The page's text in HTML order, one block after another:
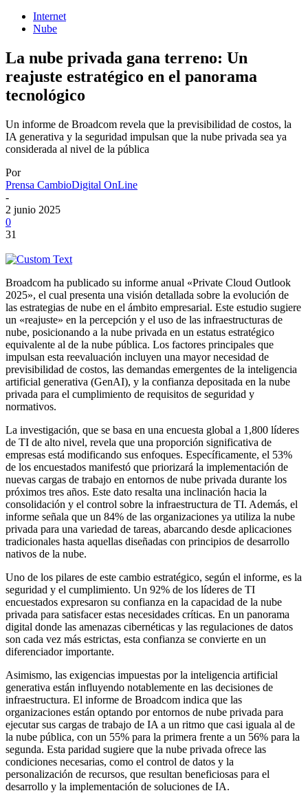
Internet
Nube
La nube privada gana terreno: Un
reajuste estratégico en el panorama
tecnológico
Un informe de Broadcom revela que la previsibilidad de costos, la
IA generativa y la seguridad impulsan que la nube privada sea ya
considerada al nivel de la pública
Por
Prensa CambioDigital OnLine
-
2 junio 2025
0
31
Broadcom ha publicado su informe anual «Private Cloud Outlook
2025», el cual presenta una visión detallada sobre la evolución de
las estrategias de nube en el ámbito empresarial. Este estudio sugiere
un «reajuste» en la percepción y el uso de las infraestructuras de
nube, posicionando a la nube privada en un estatus estratégico
equivalente al de la nube pública. Los factores principales que
impulsan esta reevaluación incluyen una mayor necesidad de
previsibilidad de costos, las demandas emergentes de la inteligencia
artificial generativa (GenAI), y la confianza depositada en la nube
privada para el cumplimiento de requisitos de seguridad y
normativos.
La investigación, que se basa en una encuesta global a 1,800 líderes
de TI de alto nivel, revela que una proporción significativa de
empresas está modificando sus enfoques. Específicamente, el 53%
de los encuestados manifestó que priorizará la implementación de
nuevas cargas de trabajo en entornos de nube privada durante los
próximos tres años. Este dato resalta una inclinación hacia la
consolidación y el control sobre la infraestructura de TI. Además, el
informe señala que un 84% de las organizaciones ya utiliza la nube
privada para una variedad de tareas, abarcando desde aplicaciones
tradicionales hasta aquellas diseñadas con principios de desarrollo
nativos de la nube.
Uno de los pilares de este cambio estratégico, según el informe, es la
seguridad y el cumplimiento. Un 92% de los líderes de TI
encuestados expresaron su confianza en la capacidad de la nube
privada para satisfacer estas necesidades críticas. En un panorama
digital donde las amenazas cibernéticas y las regulaciones de datos
son cada vez más estrictas, esta confianza se convierte en un
diferenciador importante.
Asimismo, las exigencias impuestas por la inteligencia artificial
generativa están influyendo notablemente en las decisiones de
infraestructura. El informe de Broadcom indica que las
organizaciones están optando por entornos de nube privada para
ejecutar sus cargas de trabajo de IA a un ritmo que casi iguala al de
la nube pública, con un 55% para la primera frente a un 56% para la
segunda. Esta paridad sugiere que la nube privada ofrece las
condiciones necesarias, como el control de datos y la
personalización de recursos, que resultan beneficiosas para el
desarrollo y la implementación de soluciones de IA.